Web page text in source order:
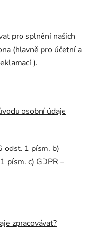
pro splnění našich
(hlavně pro účetní a
).
osobní údaje
odst. 1 písm. b)
písm. c) GDPR –
zpracovávat?